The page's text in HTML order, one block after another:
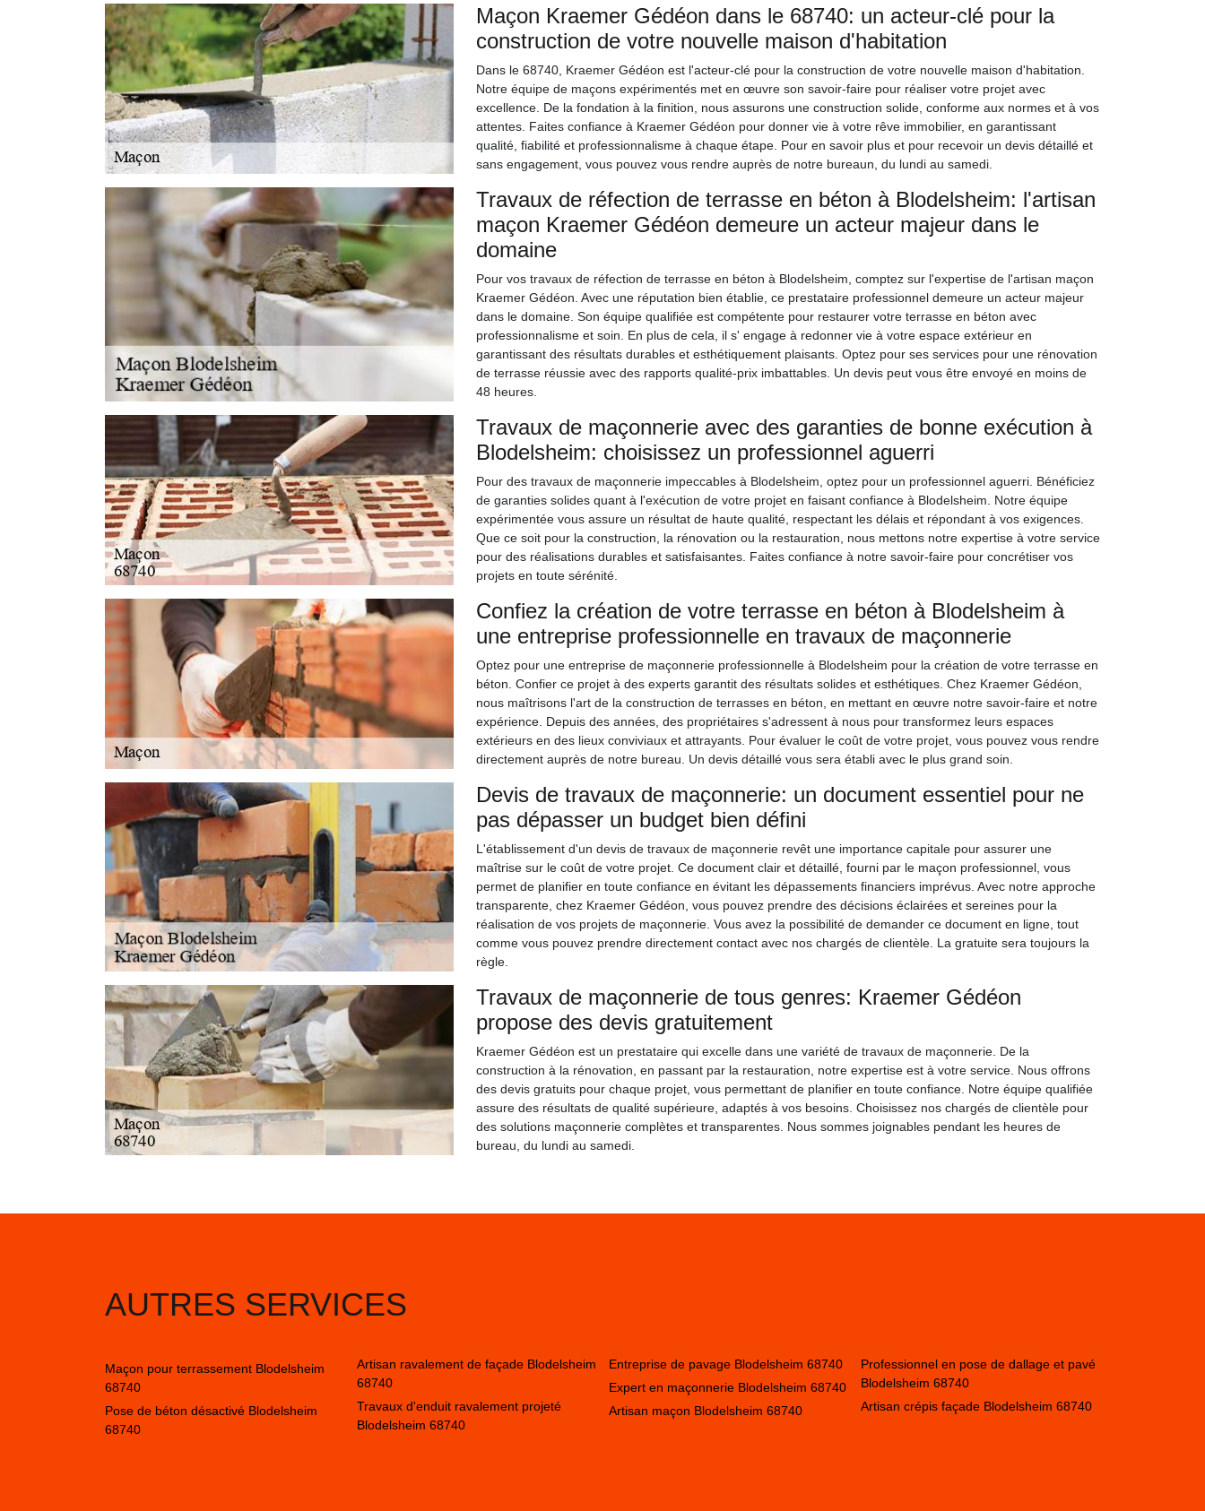
Maçon Kraemer Gédéon dans le 68740: un acteur-clé pour la
construction de votre nouvelle maison d'habitation
Dans le 68740, Kraemer Gédéon est l'acteur-clé pour la construction de votre nouvelle maison d'habitation.
Notre équipe de maçons expérimentés met en œuvre son savoir-faire pour réaliser votre projet avec
excellence. De la fondation à la finition, nous assurons une construction solide, conforme aux normes et à vos
attentes. Faites confiance à Kraemer Gédéon pour donner vie à votre rêve immobilier, en garantissant
qualité, fiabilité et professionnalisme à chaque étape. Pour en savoir plus et pour recevoir un devis détaillé et
sans engagement, vous pouvez vous rendre auprès de notre bureaun, du lundi au samedi.
Travaux de réfection de terrasse en béton à Blodelsheim: l'artisan
maçon Kraemer Gédéon demeure un acteur majeur dans le
domaine
Pour vos travaux de réfection de terrasse en béton à Blodelsheim, comptez sur l'expertise de l'artisan maçon
Kraemer Gédéon. Avec une réputation bien établie, ce prestataire professionnel demeure un acteur majeur
dans le domaine. Son équipe qualifiée est compétente pour restaurer votre terrasse en béton avec
professionnalisme et soin. En plus de cela, il s' engage à redonner vie à votre espace extérieur en
garantissant des résultats durables et esthétiquement plaisants. Optez pour ses services pour une rénovation
de terrasse réussie avec des rapports qualité-prix imbattables. Un devis peut vous être envoyé en moins de
48 heures.
Travaux de maçonnerie avec des garanties de bonne exécution à
Blodelsheim: choisissez un professionnel aguerri
Pour des travaux de maçonnerie impeccables à Blodelsheim, optez pour un professionnel aguerri. Bénéficiez
de garanties solides quant à l'exécution de votre projet en faisant confiance à Blodelsheim. Notre équipe
expérimentée vous assure un résultat de haute qualité, respectant les délais et répondant à vos exigences.
Que ce soit pour la construction, la rénovation ou la restauration, nous mettons notre expertise à votre service
pour des réalisations durables et satisfaisantes. Faites confiance à notre savoir-faire pour concrétiser vos
projets en toute sérénité.
Confiez la création de votre terrasse en béton à Blodelsheim à
une entreprise professionnelle en travaux de maçonnerie
Optez pour une entreprise de maçonnerie professionnelle à Blodelsheim pour la création de votre terrasse en
béton. Confier ce projet à des experts garantit des résultats solides et esthétiques. Chez Kraemer Gédéon,
nous maîtrisons l'art de la construction de terrasses en béton, en mettant en œuvre notre savoir-faire et notre
expérience. Depuis des années, des propriétaires s'adressent à nous pour transformez leurs espaces
extérieurs en des lieux conviviaux et attrayants. Pour évaluer le coût de votre projet, vous pouvez vous rendre
directement auprès de notre bureau. Un devis détaillé vous sera établi avec le plus grand soin.
Devis de travaux de maçonnerie: un document essentiel pour ne
pas dépasser un budget bien défini
L'établissement d'un devis de travaux de maçonnerie revêt une importance capitale pour assurer une
maîtrise sur le coût de votre projet. Ce document clair et détaillé, fourni par le maçon professionnel, vous
permet de planifier en toute confiance en évitant les dépassements financiers imprévus. Avec notre approche
transparente, chez Kraemer Gédéon, vous pouvez prendre des décisions éclairées et sereines pour la
réalisation de vos projets de maçonnerie. Vous avez la possibilité de demander ce document en ligne, tout
comme vous pouvez prendre directement contact avec nos chargés de clientèle. La gratuite sera toujours la
règle.
Travaux de maçonnerie de tous genres: Kraemer Gédéon
propose des devis gratuitement
Kraemer Gédéon est un prestataire qui excelle dans une variété de travaux de maçonnerie. De la
construction à la rénovation, en passant par la restauration, notre expertise est à votre service. Nous offrons
des devis gratuits pour chaque projet, vous permettant de planifier en toute confiance. Notre équipe qualifiée
assure des résultats de qualité supérieure, adaptés à vos besoins. Choisissez nos chargés de clientèle pour
des solutions maçonnerie complètes et transparentes. Nous sommes joignables pendant les heures de
bureau, du lundi au samedi.
AUTRES SERVICES
Maçon pour terrassement Blodelsheim
68740
Pose de béton désactivé Blodelsheim
68740
Artisan ravalement de façade Blodelsheim
68740
Travaux d'enduit ravalement projeté
Blodelsheim 68740
Entreprise de pavage Blodelsheim 68740
Expert en maçonnerie Blodelsheim 68740
Artisan maçon Blodelsheim 68740
Professionnel en pose de dallage et pavé
Blodelsheim 68740
Artisan crépis façade Blodelsheim 68740